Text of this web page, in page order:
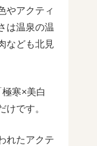
やアクティ
は温泉の温
なども北見
極寒×美白
けです。
れたアクテ